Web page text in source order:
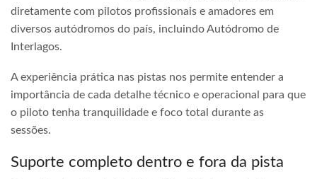
diretamente com pilotos profissionais e amadores em
diversos autódromos do país, incluindo Autódromo de
Interlagos.
A experiência prática nas pistas nos permite entender a
importância de cada detalhe técnico e operacional para que
o piloto tenha tranquilidade e foco total durante as
sessões.
Suporte completo dentro e fora da pista